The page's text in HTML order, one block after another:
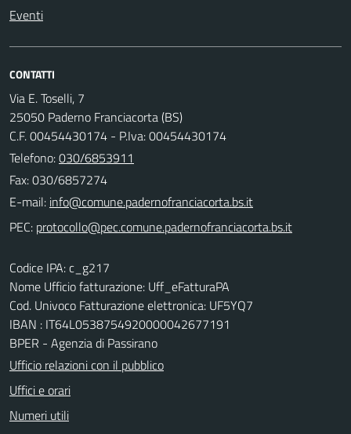
Eventi
CONTATTI
Via E. Toselli, 7
25050 Paderno Franciacorta (BS)
C.F. 00454430174 - P.Iva: 00454430174
Telefono:030/6853911
Fax: 030/6857274
E-mail:
PEC:
Codice IPA: c_g217
Nome Ufficio fatturazione: Uff_eFatturaPA
Cod. Univoco Fatturazione elettronica: UF5YQ7
IBAN : IT64L0538754920000042677191
BPER - Agenzia di Passirano
Ufficio relazioni con il pubblico
Uffici e orari
Numeri utili